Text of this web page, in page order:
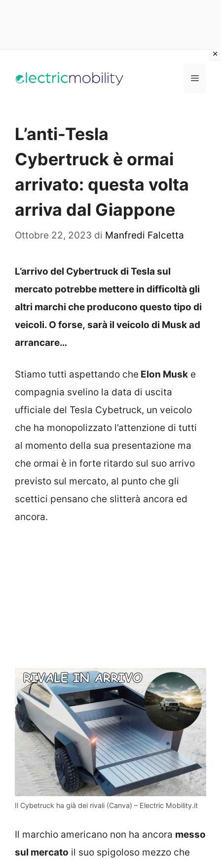
Menu
L’anti-Tesla
Cybertruck è ormai
arrivato: questa volta
arriva dal Giappone
Ottobre 22, 2023 di Manfredi Falcetta
L’arrivo del Cybertruck di Tesla sul
mercato potrebbe mettere in difficoltà gli
altri marchi che producono questo tipo di
veicoli. O forse, sarà il veicolo di Musk ad
arrancare…
Stiamo tutti aspettando che Elon Musk e
compagnia svelino la data di uscita
ufficiale del Tesla Cybetruck, un veicolo
che ha monopolizzato l’attenzione di tutti
al momento della sua presentazione ma
che ormai è in forte ritardo sul suo arrivo
previsto sul mercato, al punto che gli
scettici pensano che slitterà ancora ed
ancora.
Il Cybetruck ha già dei rivali (Canva) – Electric Mobility.it
Il marchio americano non ha ancora messo
sul mercato il suo spigoloso mezzo che